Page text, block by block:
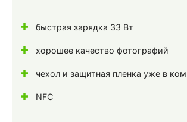
быстрая зарядка 33 Вт
хорошее качество фотографий
чехол и защитная пленка уже в
NFC